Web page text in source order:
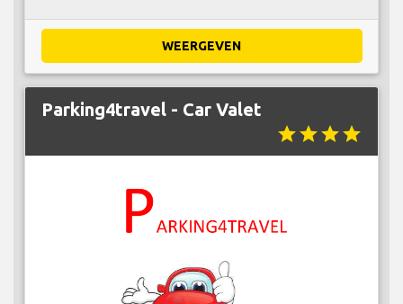
WEERGEVEN
Parking4travel - Car Valet
starstarstarstar